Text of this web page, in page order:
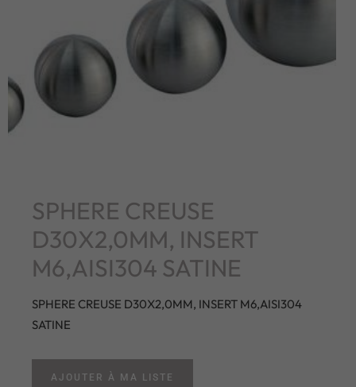
SPHERE CREUSE
D30X2,0MM, INSERT
M6,AISI304 SATINE
SPHERE CREUSE D30X2,0MM, INSERT M6,AISI304
SATINE
AJOUTER À MA LISTE